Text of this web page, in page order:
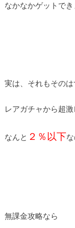
なかなかゲットで
実は、それもその
レアガチャから超
なんと ２％以下な
無課金攻略なら